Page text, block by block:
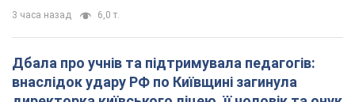
3 часа назад 6,0 т.
Дбала про учнів та підтримувала педагогів:
внаслідок удару РФ по Київщині загинула